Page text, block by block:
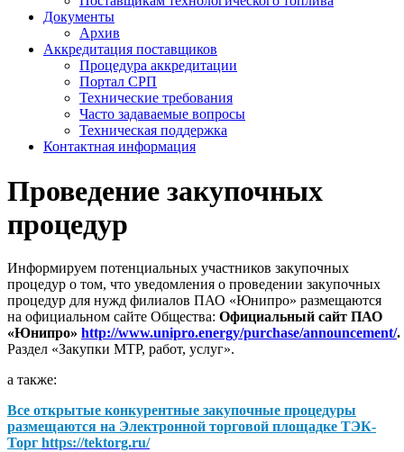
Документы
Архив
Аккредитация поставщиков
Процедура аккредитации
Портал СРП
Технические требования
Часто задаваемые вопросы
Техническая поддержка
Контактная информация
Проведение закупочных
процедур
Информируем потенциальных участников закупочных
процедур о том, что уведомления о проведении закупочных
процедур для нужд филиалов ПАО «Юнипро» размещаются
на официальном сайте Общества: Официальный сайт ПАО
«Юнипро» http://www.unipro.energy/purchase/announcement/.
Раздел «Закупки МТР, работ, услуг».
а также:
Все открытые конкурентные закупочные процедуры
размещаются на Электронной торговой площадке ТЭК-
Торг https://tektorg.ru/